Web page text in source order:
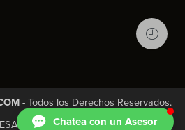
- Todos los Derechos Reservados.
CONTACTO
Chatea con un Asesor